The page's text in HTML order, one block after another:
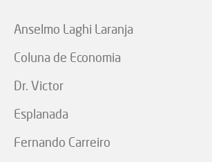
Anselmo Laghi Laranja
Coluna de Economia
Dr. Victor
Esplanada
Fernando Carreiro